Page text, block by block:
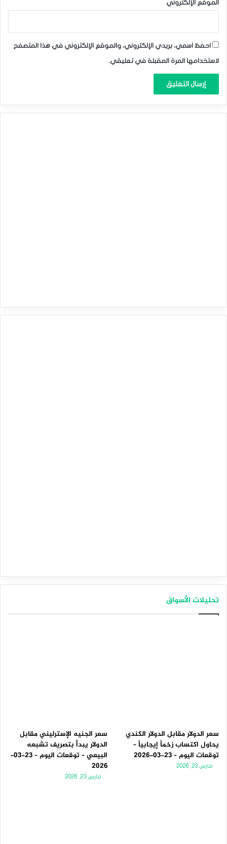
الموقع الإلكتروني
احفظ اسمي، بريدي الإلكتروني، والموقع الإلكتروني في هذا المتصفح
لاستخدامها المرة المقبلة في تعليقي.
تحليلات الأسواق
سعر الدولار مقابل الدولار الكندي
يحاول اكتساب زخماً إيجابياً –
توقعات اليوم – 23-03-2026
مارس 23, 2026
سعر الجنيه الإسترليني مقابل
الدولار يبدأ بتصريف تشبعه
البيعي – توقعات اليوم – 23-03-
2026
مارس 23, 2026